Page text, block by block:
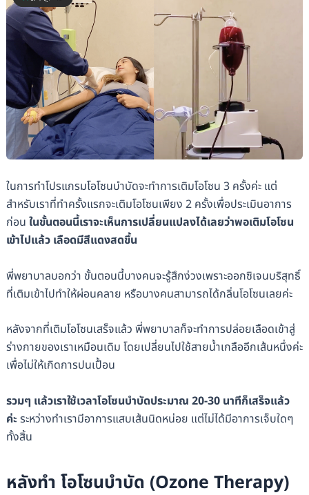
ในการทำโปรแกรมโอโซนบำบัดจะทำการเติมโอโซน 3 ครั้งค่ะ แต่
สำหรับเราที่ทำครั้งแรกจะเติมโอโซนเพียง 2 ครั้งเพื่อประเมินอาการ
ก่อน ในขั้นตอนนี้เราจะเห็นการเปลี่ยนแปลงได้เลยว่าพอเติมโอโซน
เข้าไปแล้ว เลือดมีสีแดงสดขึ้น
พี่พยาบาลบอกว่า ขั้นตอนนี้บางคนจะรู้สึกง่วงเพราะออกซิเจนบริสุทธิ์
ที่เติมเข้าไปทำให้ผ่อนคลาย หรือบางคนสามารถได้กลิ่นโอโซนเลยค่ะ
หลังจากที่เติมโอโซนเสร็จแล้ว พี่พยาบาลก็จะทำการปล่อยเลือดเข้าสู่
ร่างกายของเราเหมือนเดิม โดยเปลี่ยนไปใช้สายน้ำเกลืออีกเส้นหนึ่งค่ะ
เพื่อไม่ให้เกิดการปนเปื้อน
รวมๆ แล้วเราใช้เวลาโอโซนบำบัดประมาณ 20-30 นาทีก็เสร็จแล้ว
ค่ะ ระหว่างทำเรามีอาการแสบเส้นนิดหน่อย แต่ไม่ได้มีอาการเจ็บใดๆ
ทั้งสิ้น
หลังทำ โอโซนบำบัด (Ozone Therapy)